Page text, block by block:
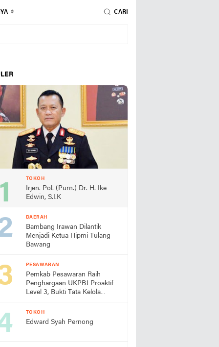
CARI
TOKOH
Irjen. Pol. (Purn.) Dr. H. Ike
Edwin, S.I.K
DAERAH
Bambang Irawan Dilantik
Menjadi Ketua Hipmi Tulang
Bawang
PESAWARAN
Pemkab Pesawaran Raih
Penghargaan UKPBJ Proaktif
Level 3, Bukti Tata Kelola
TOKOH
Edward Syah Pernong